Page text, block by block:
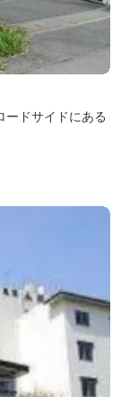
ードサイドにある